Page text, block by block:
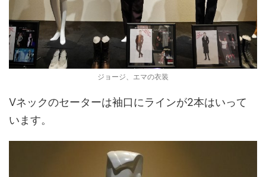
ジョージ、エマの衣装
Vネックのセーターは袖口にラインが2本はいって
います。